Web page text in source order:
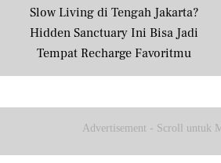
Slow Living di Tengah Jakarta?
Hidden Sanctuary Ini Bisa Jadi
Tempat Recharge Favoritmu
Advertisement - Scroll untuk